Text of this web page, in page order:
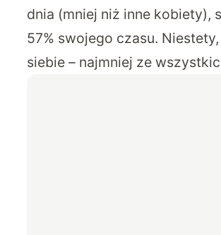
dnia (mniej niż inne
57% swojego czasu.
siebie – najmniej ze